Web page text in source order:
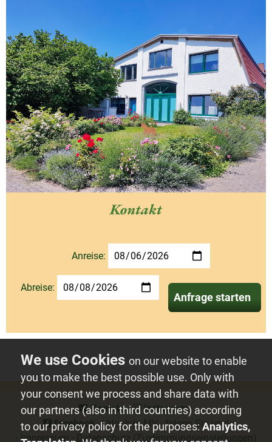
Kontakt
Anreise:
Abreise:
Anfrage starten
Kontakt ⋅ instagram ⋅
facebook- Urlaub in MV - folgen Sie uns!
Impressum ⋅ Datenschutz (Zustimmungseinstellungen)
on our website to enable
you to make the best possible use. Only with
your consent we process and share data with
our partners (also in third countries) according
to our privacy policy for the purposes:Analytics,